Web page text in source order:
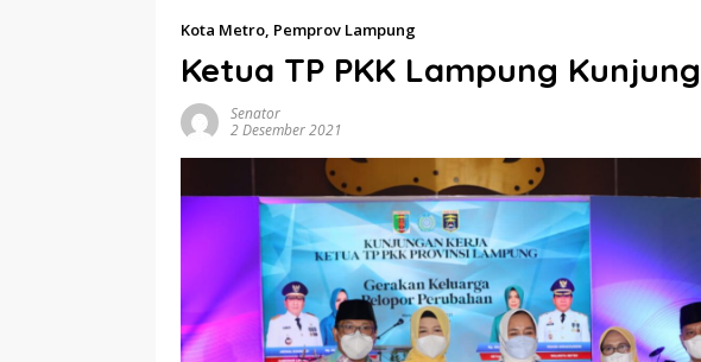
Kota Metro, Pemprov Lampung
Ketua TP PKK Lampung
Senator
2 Desember 2021